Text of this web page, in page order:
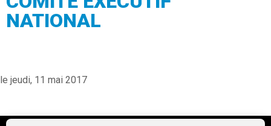
NATIONAL
le jeudi, 11 mai 2017